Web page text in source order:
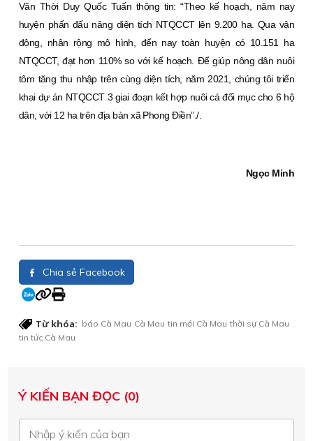
Văn Thời Duy Quốc Tuấn thông tin: “Theo kế hoạch, năm nay
huyện phấn đấu nâng diện tích NTQCCT lên 9.200 ha. Qua vận
động, nhân rộng mô hình, đến nay toàn huyện có 10.151 ha
NTQCCT, đạt hơn 110% so với kế hoạch. Ðể giúp nông dân nuôi
tôm tăng thu nhập trên cùng diện tích, năm 2021, chúng tôi triển
khai dự án NTQCCT 3 giai đoạn kết hợp nuôi cá đối mục cho 6 hộ
dân, với 12 ha trên địa bàn xã Phong Ðiền”./.
Ngọc Minh
Chia sẻ Facebook
Từ khóa: báo Cà Mau Cà Mau tin mới Cà Mau thời sự Cà Mau
tin tức Cà Mau
Ý KIẾN BẠN ĐỌC (0)